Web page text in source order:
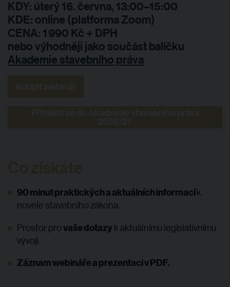
KDY: úterý 16. června, 13:00–15:00
KDE: online (platforma Zoom)
CENA: 1 990 Kč + DPH
nebo výhodněji jako součást balíčku
Akademie stavebního práva
90 minut praktických a aktuálních informacík
novele stavebního zákona.
Prostor provaše dotazy k aktuálnímu legislativnímu
vývoji.
Záznam webináře a prezentaci v PDF.